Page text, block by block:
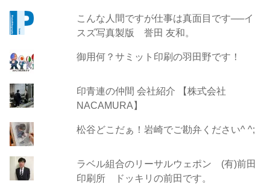
こんな人間ですが仕事は真面目です──イ
スズ写真製版 誉田 友和。
御用何？サミット印刷の羽田野です！
印青連の仲間 会社紹介 【株式会社
NACAMURA】
松谷どこだぁ！岩崎でご勘弁ください^ ^;
ラベル組合のリーサルウェポン (有)前田
印刷所 ドッキリの前田です。